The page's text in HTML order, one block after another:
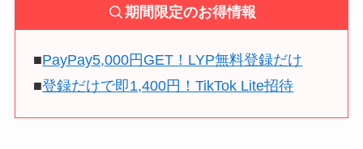
期間限定のお得情報
■PayPay5,000円GET！LYP無料登録だけ
■登録だけで即1,400円！TikTok Lite招待